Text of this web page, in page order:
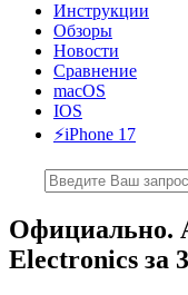
Инструкции
Обзоры
Новости
Сравнение
macOS
IOS
⚡️iPhone 17
Официально.
Electronics за